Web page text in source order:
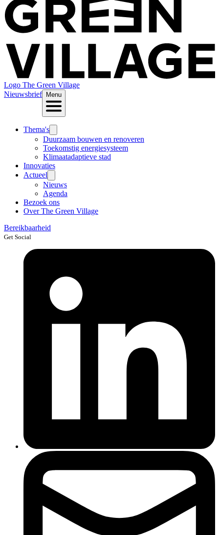
Logo The Green Village
Nieuwsbrief
Menu
Thema's
Duurzaam bouwen en renoveren
Toekomstig energiesysteem
Klimaatadaptieve stad
Innovaties
Actueel
Nieuws
Agenda
Bezoek ons
Over The Green Village
Bereikbaarheid
Get Social